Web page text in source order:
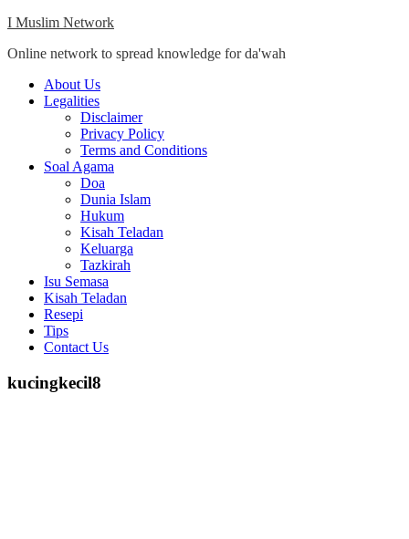
Skip
content
I Muslim Network
Online network to spread knowledge for da'wah
Close
Menu
About Us
Legalities
Disclaimer
Privacy Policy
Terms and Conditions
Soal Agama
Doa
Dunia Islam
Hukum
Kisah Teladan
Keluarga
Tazkirah
Isu Semasa
Kisah Teladan
Resepi
Tips
Contact Us
kucingkecil8